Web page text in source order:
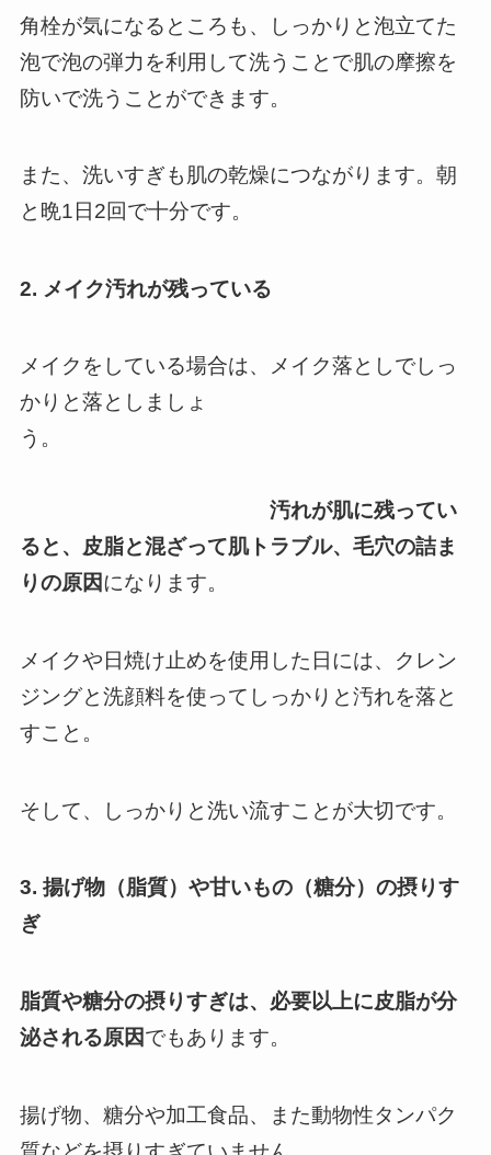
角栓が気になるところも、しっかりと泡立てた
泡で泡の弾力を利用して洗うことで肌の摩擦を
防いで洗うことができます。
また、洗いすぎも肌の乾燥につながります。朝
と晩1日2回で十分です。
2. メイク汚れが残っている
メイクをしている場合は、メイク落としでしっ
かりと落としましょ
う。
汚れが肌に残ってい
ると、皮脂と混ざって肌トラブル、毛穴の詰ま
りの原因になります。
メイクや日焼け止めを使用した日には、クレン
ジングと洗顔料を使ってしっかりと汚れを落と
すこと。
そして、しっかりと洗い流すことが大切です。
3. 揚げ物（脂質）や甘いもの（糖分）の摂りす
ぎ
脂質や糖分の摂りすぎは、必要以上に皮脂が分
泌される原因でもあります。
揚げ物、糖分や加工食品、また動物性タンパク